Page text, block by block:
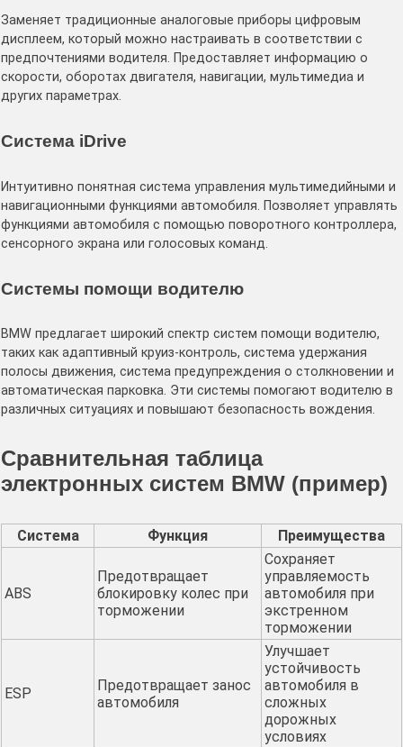
Заменяет традиционные аналоговые приборы цифровым
дисплеем, который можно настраивать в соответствии с
предпочтениями водителя. Предоставляет информацию о
скорости, оборотах двигателя, навигации, мультимедиа и
других параметрах.
Система iDrive
Интуитивно понятная система управления мультимедийными и
навигационными функциями автомобиля. Позволяет управлять
функциями автомобиля с помощью поворотного контроллера,
сенсорного экрана или голосовых команд.
Системы помощи водителю
BMW предлагает широкий спектр систем помощи водителю,
таких как адаптивный круиз-контроль, система удержания
полосы движения, система предупреждения о столкновении и
автоматическая парковка. Эти системы помогают водителю в
различных ситуациях и повышают безопасность вождения.
Сравнительная таблица
электронных систем BMW (пример)
Система Функция Преимущества
ABS
Предотвращает
блокировку колес при
торможении
Сохраняет
управляемость
автомобиля при
экстренном
торможении
ESP
Предотвращает занос
автомобиля
Улучшает
устойчивость
автомобиля в
сложных
дорожных
условиях